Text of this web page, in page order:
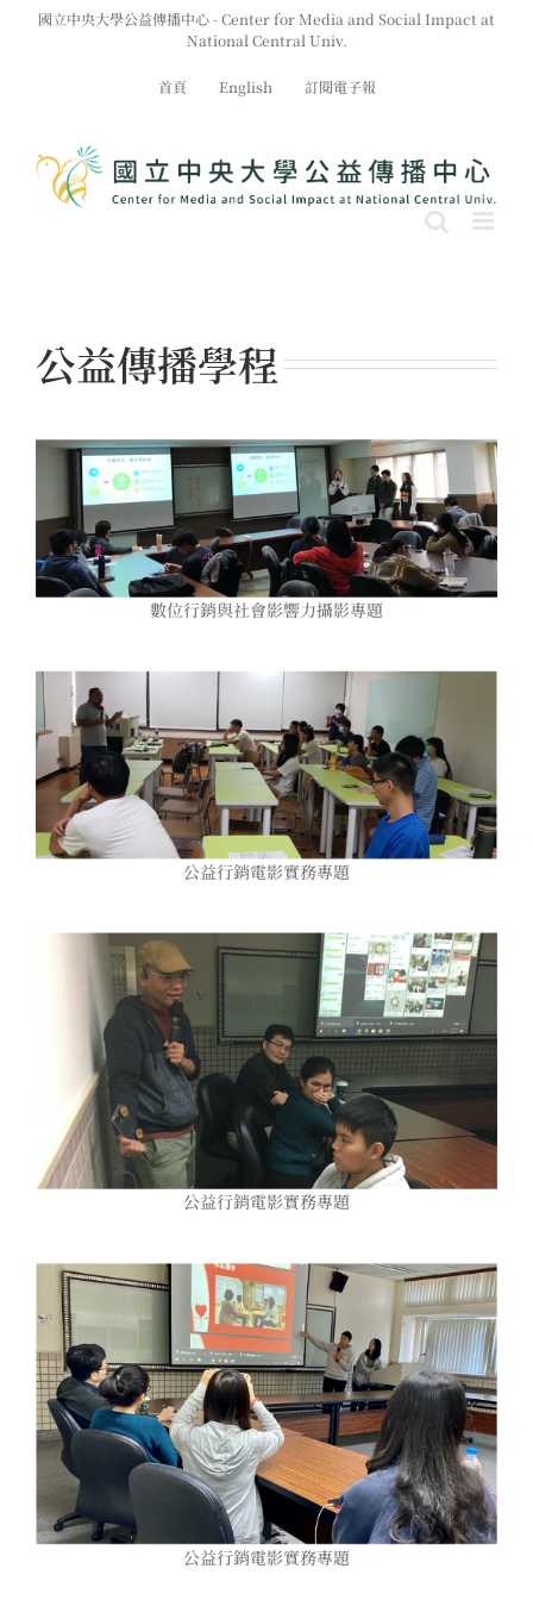
國立中央大學公益傳播中心 - Center for Media and Social Impact at
National Central Univ.
首頁 English 訂閱電子報
公益傳播學程
數位行銷與社會影響力攝影專題
公益行銷電影實務專題
公益行銷電影實務專題
公益行銷電影實務專題